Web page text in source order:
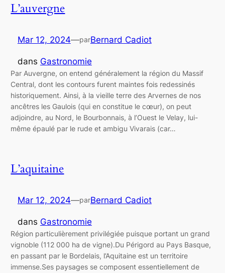
L’auvergne
Mar 12, 2024—parBernard Cadiot
dans Gastronomie
Par Auvergne, on entend généralement la région du Massif
Central, dont les contours furent maintes fois redessinés
historiquement. Ainsi, à la vieille terre des Arvernes de nos
ancêtres les Gaulois (qui en constitue le cœur), on peut
adjoindre, au Nord, le Bourbonnais, à l’Ouest le Velay, lui-
même épaulé par le rude et ambigu Vivarais (car…
L’aquitaine
Mar 12, 2024—parBernard Cadiot
dans Gastronomie
Région particulièrement privilégiée puisque portant un grand
vignoble (112 000 ha de vigne).Du Périgord au Pays Basque,
en passant par le Bordelais, l’Aquitaine est un territoire
immense.Ses paysages se composent essentiellement de